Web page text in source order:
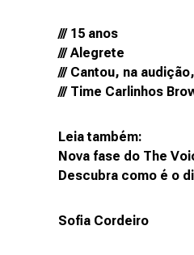
/// 15 anos
/// Alegrete
/// Cantou, na
/// Time Carlinhos
Leia também:
Nova fase do The
Descubra como é o
Sofia Cordeiro